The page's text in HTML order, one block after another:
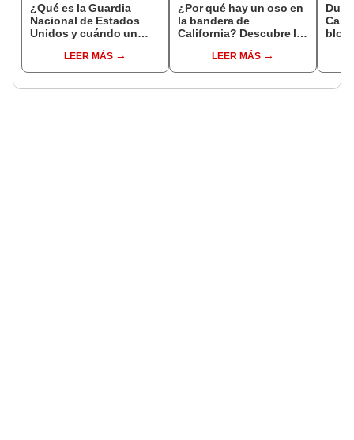
¿Qué es la Guardia
Nacional de Estados
Unidos y cuándo un
desplegarla?
LEER MÁS
¿Por qué hay un oso en
la bandera de
California? Descubre la
símbolos cuando
pertenecía a México y
LEER MÁS
Duro